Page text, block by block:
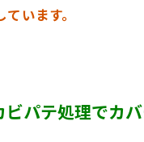
います。
パテ処理でカ